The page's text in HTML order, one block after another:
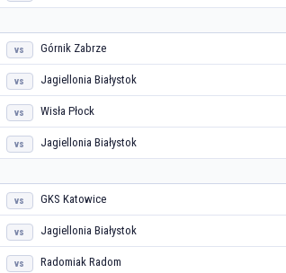
vs Górnik Zabrze
vs Jagiellonia Białystok
vs Wisła Płock
vs Jagiellonia Białystok
vs GKS Katowice
vs Jagiellonia Białystok
vs Radomiak Radom